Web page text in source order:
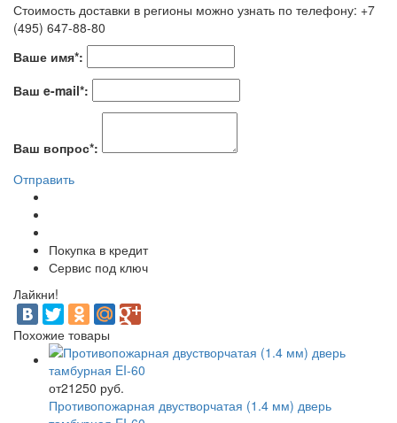
Стоимость доставки в регионы можно узнать по телефону: +7
(495) 647-88-80
Ваше имя*:
Ваш e-mail*:
Ваш вопрос*:
Отправить
Покупка в кредит
Сервис под ключ
Лайкни!
Похожие товары
от21250 руб.
Противопожарная двустворчатая (1.4 мм) дверь